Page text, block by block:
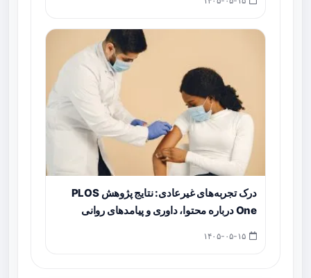
درک تجربه‌های غیرعادی: نتایج پژوهش PLOS
One درباره محتوا، داوری و پیامدهای روانی